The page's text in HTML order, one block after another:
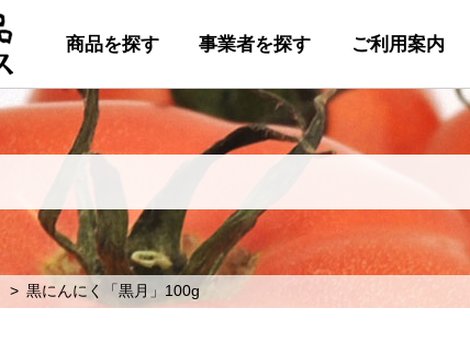
商品を探す 事業者を探す ご利用案内
黒にんにく「黒月」100g